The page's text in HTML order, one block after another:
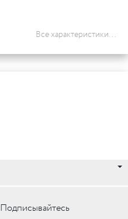
Все характеристики...
Подписывайтесь